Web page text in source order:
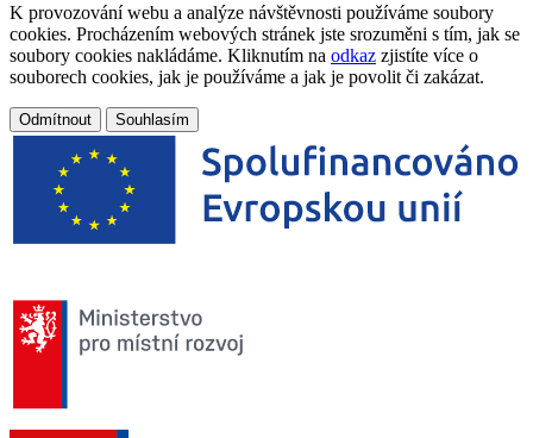
K provozování webu a analýze návštěvnosti používáme soubory
cookies. Procházením webových stránek jste srozuměni s tím, jak se
soubory cookies nakládáme. Kliknutím na odkaz zjistíte více o
souborech cookies, jak je používáme a jak je povolit či zakázat.
Odmítnout Souhlasím